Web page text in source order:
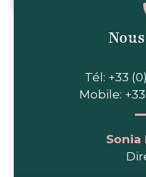
Tél: +33
Mobile: +33
Sonia